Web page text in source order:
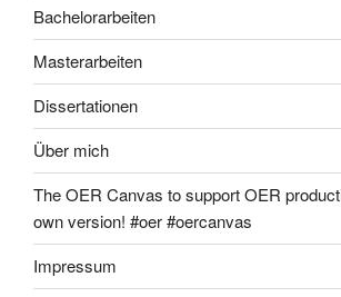
Bachelorarbeiten
Masterarbeiten
Dissertationen
Über mich
The OER Canvas to support OER
own version! #oer #oercanvas
Impressum